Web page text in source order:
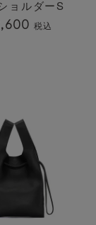
ョルダーS
税込